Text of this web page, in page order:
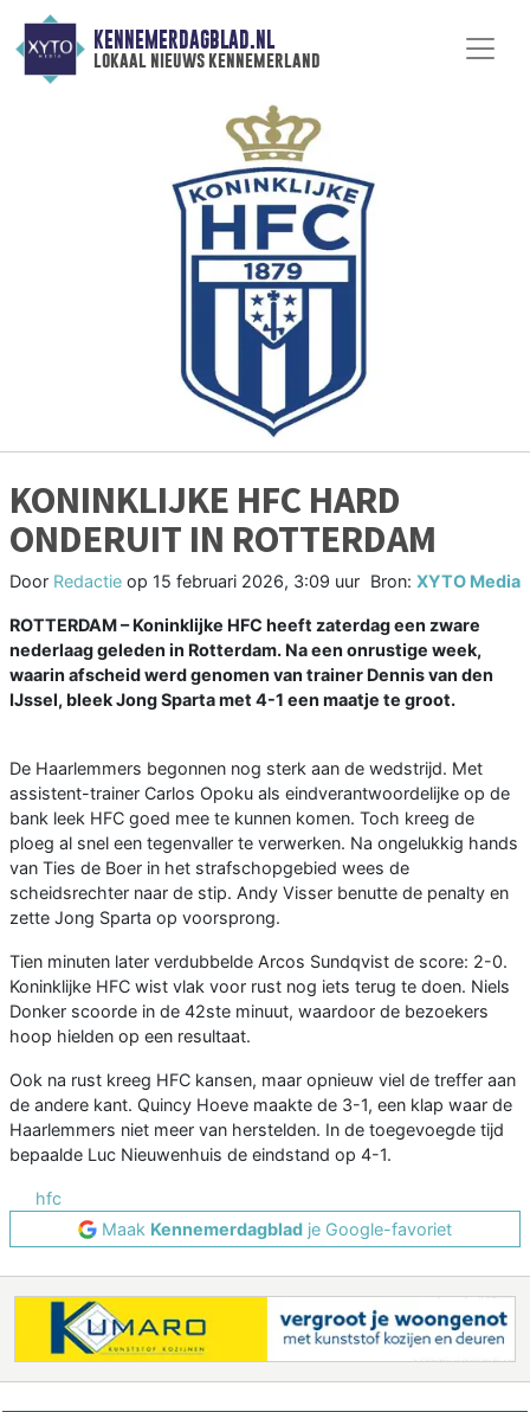
KENNEMERDAGBLAD.NL
lokaal nieuws kennemerland
KONINKLIJKE HFC HARD
ONDERUIT IN ROTTERDAM
Door Redactie op 15 februari 2026, 3:09 uur Bron: XYTO Media
ROTTERDAM – Koninklijke HFC heeft zaterdag een zware
nederlaag geleden in Rotterdam. Na een onrustige week,
waarin afscheid werd genomen van trainer Dennis van den
IJssel, bleek Jong Sparta met 4-1 een maatje te groot.
De Haarlemmers begonnen nog sterk aan de wedstrijd. Met
assistent-trainer Carlos Opoku als eindverantwoordelijke op de
bank leek HFC goed mee te kunnen komen. Toch kreeg de
ploeg al snel een tegenvaller te verwerken. Na ongelukkig hands
van Ties de Boer in het strafschopgebied wees de
scheidsrechter naar de stip. Andy Visser benutte de penalty en
zette Jong Sparta op voorsprong.
Tien minuten later verdubbelde Arcos Sundqvist de score: 2-0.
Koninklijke HFC wist vlak voor rust nog iets terug te doen. Niels
Donker scoorde in de 42ste minuut, waardoor de bezoekers
hoop hielden op een resultaat.
Ook na rust kreeg HFC kansen, maar opnieuw viel de treffer aan
de andere kant. Quincy Hoeve maakte de 3-1, een klap waar de
Haarlemmers niet meer van herstelden. In de toegevoegde tijd
bepaalde Luc Nieuwenhuis de eindstand op 4-1.
hfc
Maak Kennemerdagblad je Google-favoriet